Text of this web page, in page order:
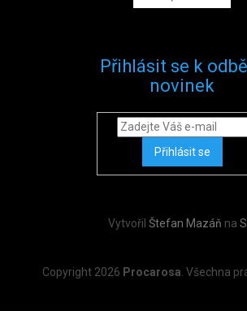
Přihlásit se k
novinek
Přihlásit se
Vytvořil Štefan Mazáň na
Copyright 2026 Procarosa. Všechna